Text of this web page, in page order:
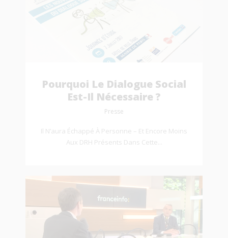
Pourquoi Le Dialogue Social
Est-Il Nécessaire ?
Presse
Il N’aura Échappé À Personne – Et Encore Moins
Aux DRH Présents Dans Cette...